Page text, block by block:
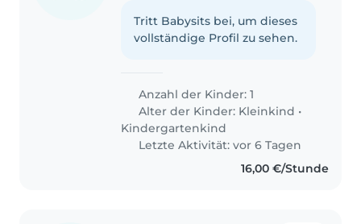
Tritt Babysits bei, um dieses
vollständige Profil zu sehen.
Anzahl der Kinder: 1
Alter der Kinder: Kleinkind •
Kindergartenkind
Letzte Aktivität: vor 6 Tagen
16,00 €/Stunde